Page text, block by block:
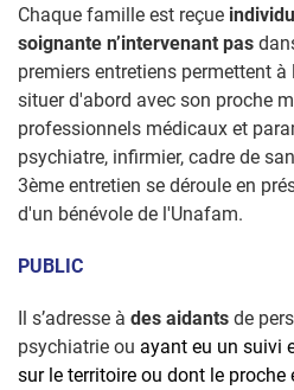
Chaque famille est reçue
soignante n’intervenant pas
premiers entretiens permettent
situer d'abord avec son proche
professionnels médicaux et
psychiatre, infirmier, cadre de
3ème entretien se déroule en
d'un bénévole de l'Unafam.
PUBLIC
Il s’adresse à des aidants de
psychiatrie ou ayant eu un suivi
sur le territoire ou dont le proche